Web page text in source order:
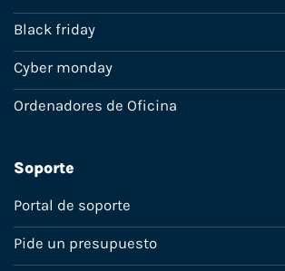
Black friday
Cyber monday
Ordenadores de Oficina
Soporte
Portal de soporte
Pide un presupuesto